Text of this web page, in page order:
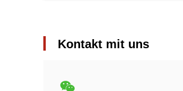
Kontakt mit uns